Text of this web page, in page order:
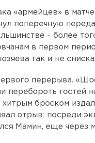
«армейцев» в
поперечную
– более
в первом
так и не
перерыва.
перебороть гостей
броском
отрыв: посреди
Мамин, еще через